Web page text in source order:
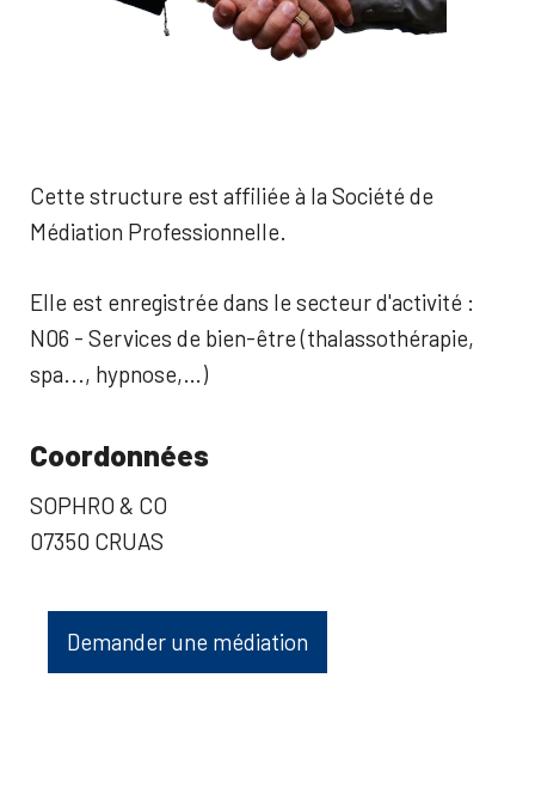
Cette structure est affiliée à la Société de
Médiation Professionnelle.
Elle est enregistrée dans le secteur d'activité :
N06 - Services de bien-être (thalassothérapie,
spa..., hypnose,…)
Coordonnées
SOPHRO & CO
07350 CRUAS
Demander une médiation